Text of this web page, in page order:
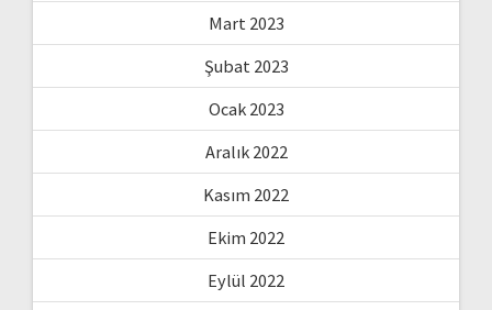
Mart 2023
Şubat 2023
Ocak 2023
Aralık 2022
Kasım 2022
Ekim 2022
Eylül 2022